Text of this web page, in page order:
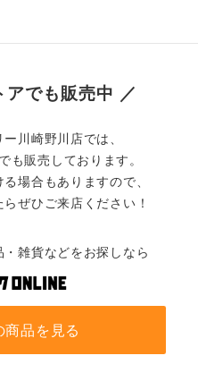
アでも販売中 ／
川崎野川店では、
も販売しております。
場合もありますので、
ぜひご来店ください！
雑貨などをお探しなら
商品を見る